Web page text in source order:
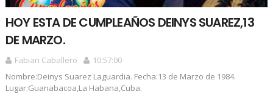
HOY ESTA DE CUMPLEAÑOS DEINYS SUAREZ,13
DE MARZO.
Fabian Caballero
10:57:00
Nombre:Deinys Suarez Laguardia. Fecha:13 de Marzo de 1984.
Lugar:Guanabacoa,La Habana,Cuba.